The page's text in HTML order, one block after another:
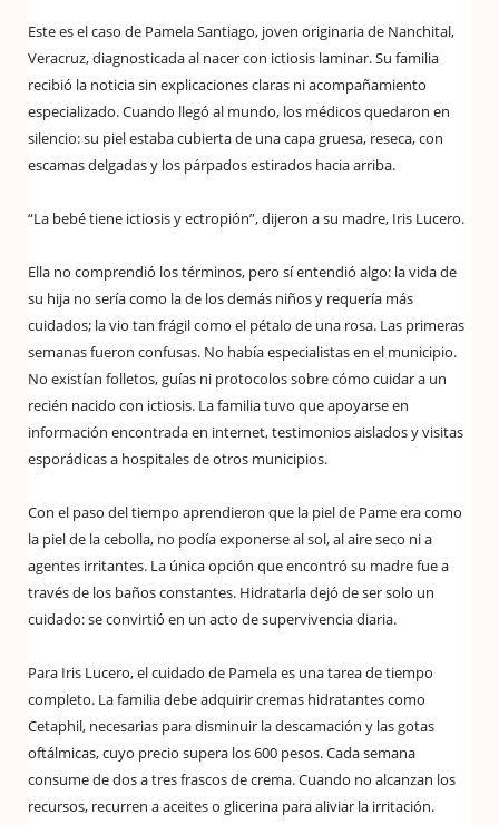
Este es el caso de Pamela Santiago, joven originaria de Nanchital,
Veracruz, diagnosticada al nacer con ictiosis laminar. Su familia
recibió la noticia sin explicaciones claras ni acompañamiento
especializado. Cuando llegó al mundo, los médicos quedaron en
silencio: su piel estaba cubierta de una capa gruesa, reseca, con
escamas delgadas y los párpados estirados hacia arriba.
“La bebé tiene ictiosis y ectropión”, dijeron a su madre, Iris Lucero.
Ella no comprendió los términos, pero sí entendió algo: la vida de
su hija no sería como la de los demás niños y requería más
cuidados; la vio tan frágil como el pétalo de una rosa. Las primeras
semanas fueron confusas. No había especialistas en el municipio.
No existían folletos, guías ni protocolos sobre cómo cuidar a un
recién nacido con ictiosis. La familia tuvo que apoyarse en
información encontrada en internet, testimonios aislados y visitas
esporádicas a hospitales de otros municipios.
Con el paso del tiempo aprendieron que la piel de Pame era como
la piel de la cebolla, no podía exponerse al sol, al aire seco ni a
agentes irritantes. La única opción que encontró su madre fue a
través de los baños constantes. Hidratarla dejó de ser solo un
cuidado: se convirtió en un acto de supervivencia diaria.
Para Iris Lucero, el cuidado de Pamela es una tarea de tiempo
completo. La familia debe adquirir cremas hidratantes como
Cetaphil, necesarias para disminuir la descamación y las gotas
oftálmicas, cuyo precio supera los 600 pesos. Cada semana
consume de dos a tres frascos de crema. Cuando no alcanzan los
recursos, recurren a aceites o glicerina para aliviar la irritación.